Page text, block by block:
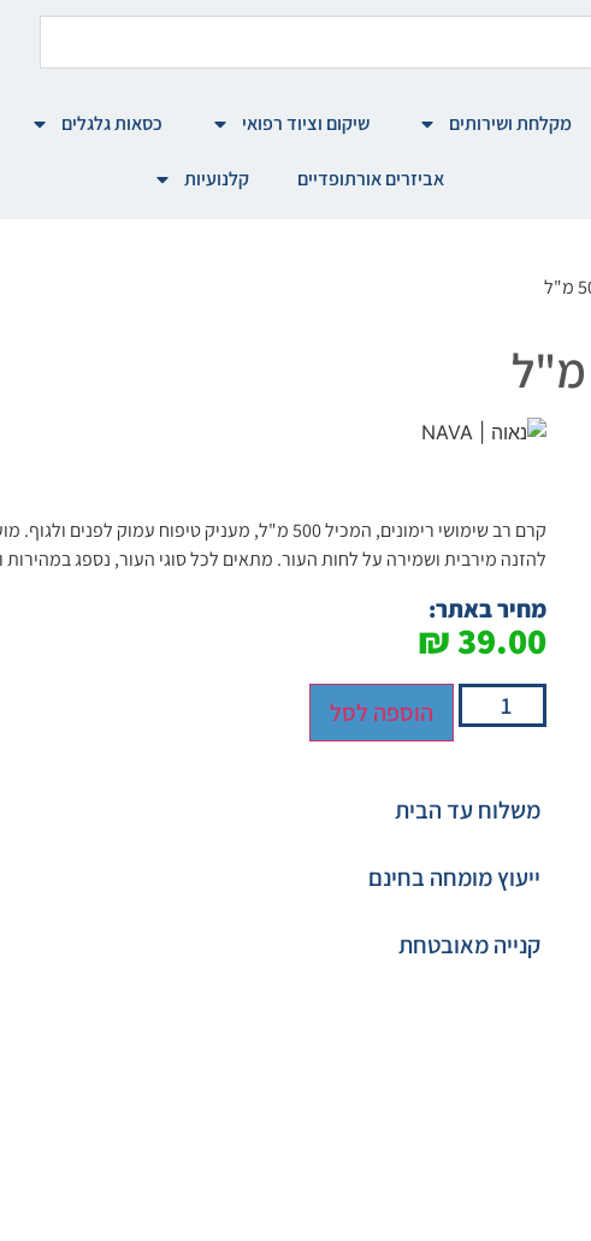
מקלחת ושירותים שיקום וציוד רפואי כסאות גלגלים
אביזרים אורתופדיים קלנועיות
להזנה מירבית ושמירה על לחות העור. מתאים לכל סוגי העור, נספג במהירות
מחיר באתר:
39.00
₪
הוספה לסל
משלוח עד הבית
ייעוץ מומחה בחינם
קנייה מאובטחת